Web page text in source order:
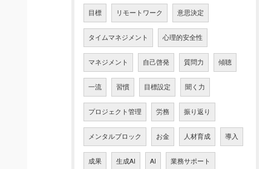
目標 リモートワーク 意思決定
タイムマネジメント 心理的安全性
マネジメント 自己啓発 質問力 傾聴
一流 習慣 目標設定 聞く力
プロジェクト管理 労務 振り返り
メンタルブロック お金 人材育成 導入
成果 生成AI AI 業務サポート